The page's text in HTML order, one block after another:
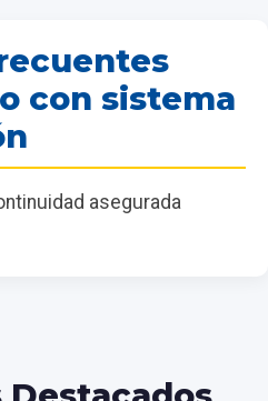
con sistema
asegurada